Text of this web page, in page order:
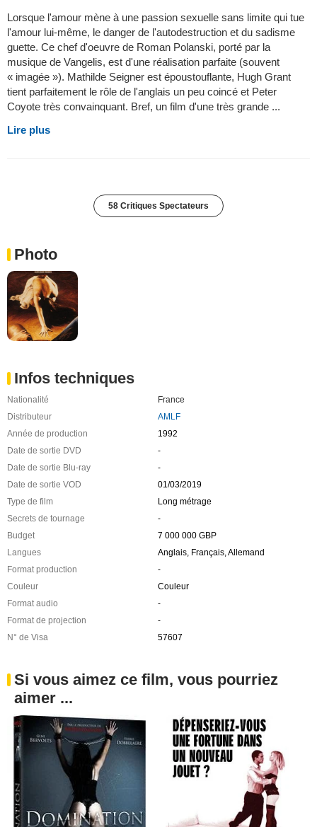
Lorsque l'amour mène à une passion sexuelle sans limite qui tue
l'amour lui-même, le danger de l'autodestruction et du sadisme
guette. Ce chef d'oeuvre de Roman Polanski, porté par la
musique de Vangelis, est d'une réalisation parfaite (souvent
« imagée »). Mathilde Seigner est époustouflante, Hugh Grant
tient parfaitement le rôle de l'anglais un peu coincé et Peter
Coyote très convainquant. Bref, un film d'une très grande ...
Lire plus
58 Critiques Spectateurs
Photo
Infos techniques
Nationalité
France
Distributeur
AMLF
Année de production
1992
Date de sortie DVD
-
Date de sortie Blu-ray
-
Date de sortie VOD
01/03/2019
Type de film
Long métrage
Secrets de tournage
-
Budget
7 000 000 GBP
Langues
Anglais, Français, Allemand
Format production
-
Couleur
Couleur
Format audio
-
Format de projection
-
N° de Visa
57607
Si vous aimez ce film, vous pourriez
aimer ...